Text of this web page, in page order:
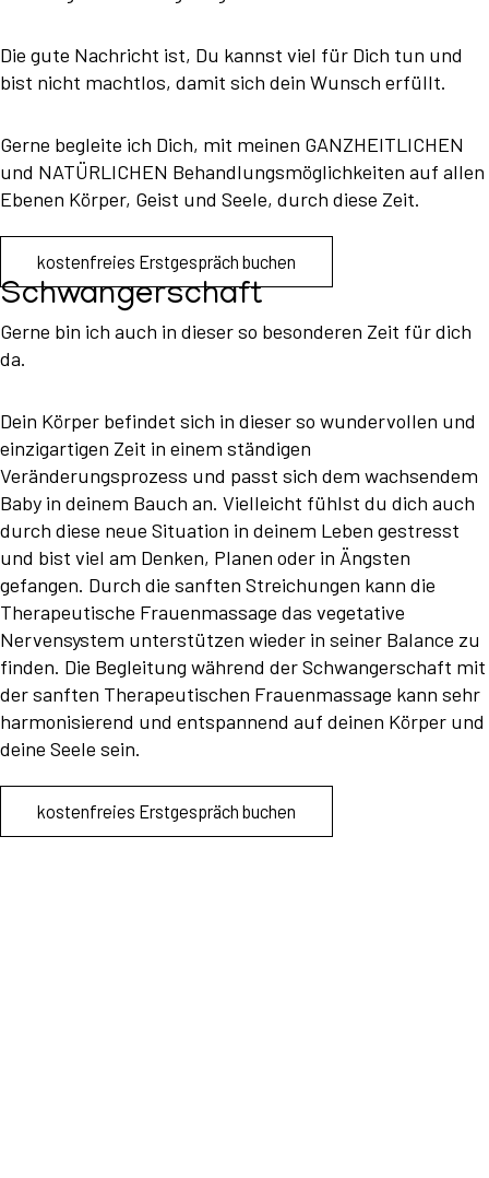
Die gute Nachricht ist, Du kannst viel für Dich tun und
bist nicht machtlos, damit sich dein Wunsch erfüllt.
Gerne begleite ich Dich, mit meinen GANZHEITLICHEN
und NATÜRLICHEN Behandlungsmöglichkeiten auf allen
Ebenen Körper, Geist und Seele, durch diese Zeit.
kostenfreies Erstgespräch buchen
Schwangerschaft
Gerne bin ich auch in dieser so besonderen Zeit für dich
da.
Dein Körper befindet sich in dieser so wundervollen und
einzigartigen Zeit in einem ständigen
Veränderungsprozess und passt sich dem wachsendem
Baby in deinem Bauch an. Vielleicht fühlst du dich auch
durch diese neue Situation in deinem Leben gestresst
und bist viel am Denken, Planen oder in Ängsten
gefangen. Durch die sanften Streichungen kann die
Therapeutische Frauenmassage das vegetative
Nervensystem unterstützen wieder in seiner Balance zu
finden. Die Begleitung während der Schwangerschaft mit
der sanften Therapeutischen Frauenmassage kann sehr
harmonisierend und entspannend auf deinen Körper und
deine Seele sein.
kostenfreies Erstgespräch buchen